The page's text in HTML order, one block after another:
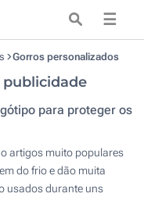
☰
Gorros personalizados
publicidade
para proteger os
artigos muito populares
do frio e dão muita
usados durante uns